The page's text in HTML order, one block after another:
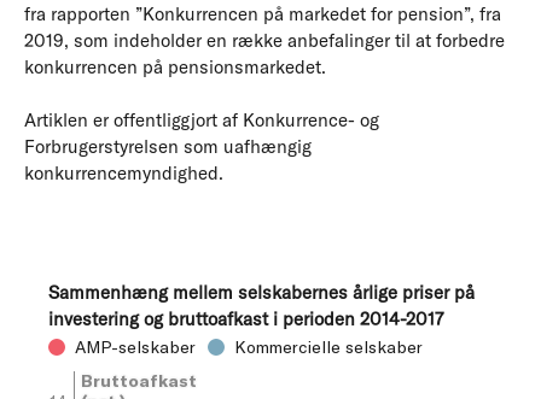
fra rapporten ”Konkurrencen på markedet for pension”, fra
2019, som indeholder en række anbefalinger til at forbedre
konkurrencen på pensionsmarkedet.
Artiklen er offentliggjort af Konkurrence- og
Forbrugerstyrelsen som uafhængig
konkurrencemyndighed.
Sammenhæng mellem selskabernes årlige priser på
investering og bruttoafkast i perioden 2014-2017